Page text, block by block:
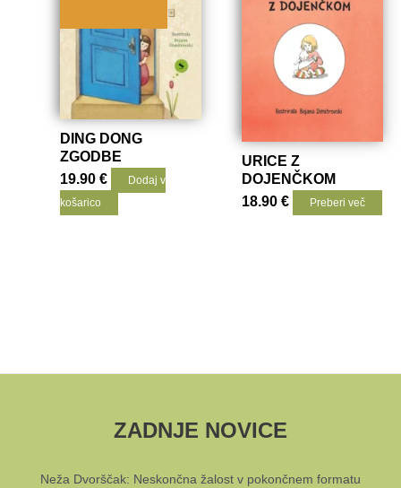
DING DONG
ZGODBE
19.90€
Dodaj v
košarico
URICE Z
DOJENČKOM
18.90€ Preberi več
ZADNJE NOVICE
Neža Dvorščak: Neskončna žalost v pokončnem formatu